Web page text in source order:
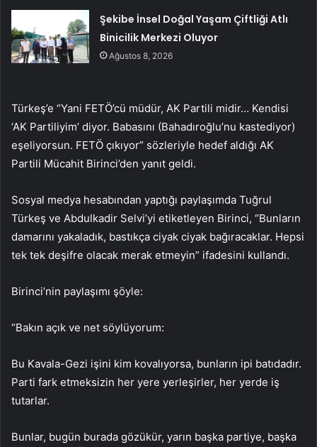
Şekibe İnsel Doğal Yaşam Çiftliği Atlı
Binicilik Merkezi Oluyor
Ağustos 8, 2026
Türkeş’e “Yani FETÖ’cü müdür, AK Partili midir… Kendisi
‘AK Partiliyim’ diyor. Babasını (Bahadıroğlu’nu kastediyor)
eşeliyorsun. FETÖ çıkıyor” sözleriyle hedef aldığı AK
Partili Mücahit Birinci’den yanıt geldi.
Sosyal medya hesabından yaptığı paylaşımda Tuğrul
Türkeş ve Abdulkadir Selvi’yi etiketleyen Birinci, “Bunların
damarını yakaladık, bastıkça ciyak ciyak bağıracaklar. Hepsi
tek tek deşifre olacak merak etmeyin” ifadesini kullandı.
Birinci’nin paylaşımı şöyle:
“Bakın açık ve net söylüyorum:
Bu Kavala-Gezi işini kim kovalıyorsa, bunların ipi batıdadır.
Parti fark etmeksizin her yere yerleşirler, her yerde iş
tutarlar.
Bunlar, bugün burada gözükür, yarın başka partiye, başka